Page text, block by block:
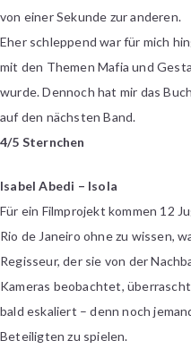
von einer Sekunde zur anderen.
Eher schleppend war für mich
mit den Themen Mafia und
wurde. Dennoch hat mir das
auf den nächsten Band.
4/5 Sternchen
Isabel Abedi – Isola
Für ein Filmprojekt kommen 12
Rio de Janeiro ohne zu wissen,
Regisseur, der sie von der
Kameras beobachtet, überrascht
bald eskaliert – denn noch
Beteiligten zu spielen.